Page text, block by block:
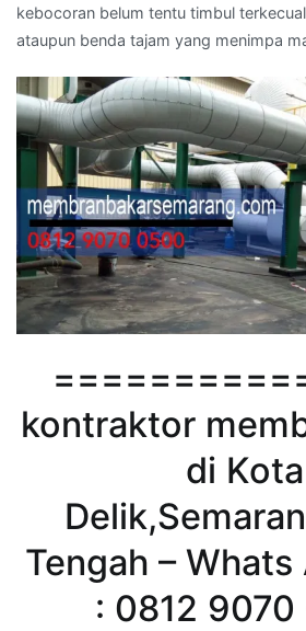
kebocoran belum tentu timbul
ataupun benda tajam yang menimpa
kontraktor
di Kota
Tengah –
: 0812